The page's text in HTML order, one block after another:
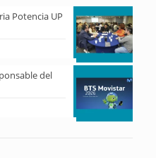
Potencia UP
del